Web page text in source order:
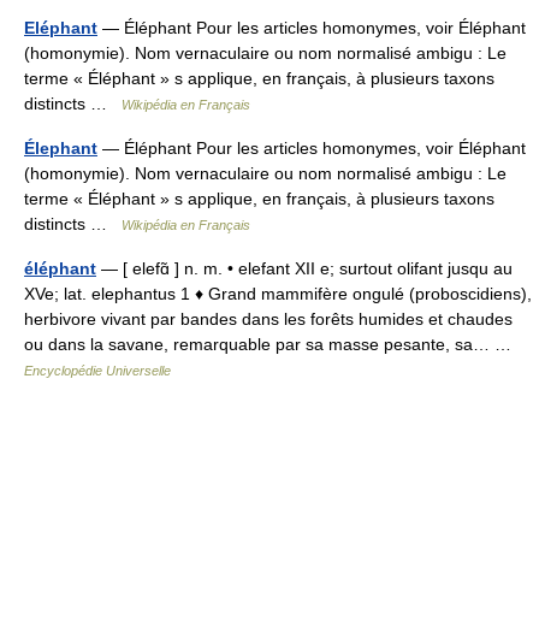
Eléphant — Éléphant Pour les articles homonymes, voir Éléphant
(homonymie). Nom vernaculaire ou nom normalisé ambigu : Le
terme « Éléphant » s applique, en français, à plusieurs taxons
distincts …
Wikipédia en Français
Élephant — Éléphant Pour les articles homonymes, voir Éléphant
(homonymie). Nom vernaculaire ou nom normalisé ambigu : Le
terme « Éléphant » s applique, en français, à plusieurs taxons
distincts …
Wikipédia en Français
éléphant — [ elefɑ̃ ] n. m. • elefant XII e; surtout olifant jusqu au
XVe; lat. elephantus 1 ♦ Grand mammifère ongulé (proboscidiens),
herbivore vivant par bandes dans les forêts humides et chaudes
ou dans la savane, remarquable par sa masse pesante, sa… …
Encyclopédie Universelle